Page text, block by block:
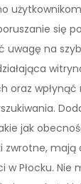
się
uwagę na
oraz
jak
zwrotne,
w Płocku. Nie